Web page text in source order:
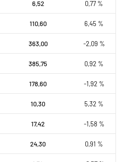
6,52 0,77 %
110,60 6,45 %
363,00 -2,09 %
385,75 0,92 %
178,60 -1,92 %
10,30 5,32 %
17,42 -1,58 %
24,30 0,91 %